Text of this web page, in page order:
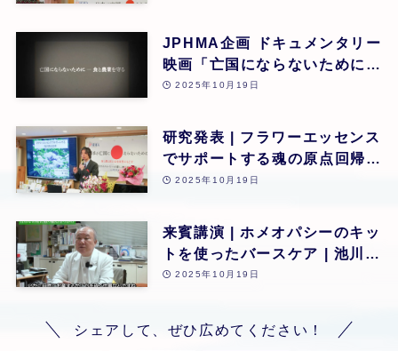
JPHMA企画 ドキュメンタリー
映画「亡国にならないために食
と農業を守る」 | 第26回
2025年10月19日
研究発表 | フラワーエッセンス
でサポートする魂の原点回帰 |
東昭史 | 第26回
2025年10月19日
来賓講演 | ホメオパシーのキッ
トを使ったバースケア | 池川
明 | 第26回
2025年10月19日
シェアして、ぜひ広めてください！